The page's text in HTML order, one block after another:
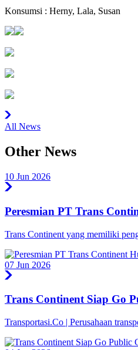
Konsumsi : Herny, Lala, Susan
All News
Other News
10 Jun 2026
Peresmian PT Trans
Trans Continent yang memiliki
07 Jun 2026
Trans Continent Siap Go
Transportasi.Co | Perusahaan